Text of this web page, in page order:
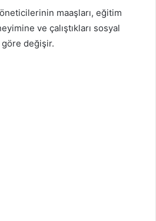
maaşları, eğitim
ve çalıştıkları sosyal
göre değişir.